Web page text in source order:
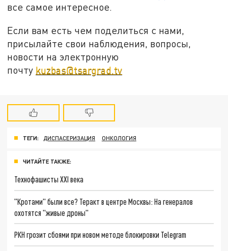
все самое интересное.
Если вам есть чем поделиться с нами,
присылайте свои наблюдения, вопросы,
новости на электронную
почту kuzbas@tsargrad.tv
ТЕГИ: ДИСПАСЕРИЗАЦИЯ ОНКОЛОГИЯ
ЧИТАЙТЕ ТАКЖЕ:
Технофашисты XXI века
"Кротами" были все? Теракт в центре Москвы: На генералов
охотятся "живые дроны"
РКН грозит сбоями при новом методе блокировки Telegram